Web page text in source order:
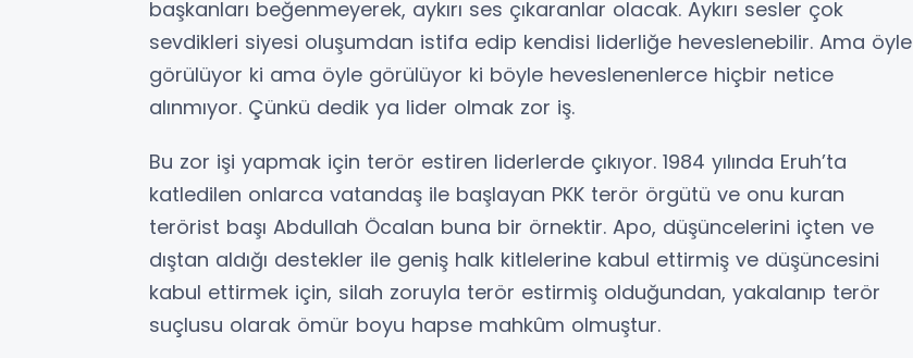
başkanları beğenmeyerek, aykırı ses çıkaranlar olacak. Aykırı sesler çok
sevdikleri siyesi oluşumdan istifa edip kendisi liderliğe heveslenebilir. Ama öyle
görülüyor ki ama öyle görülüyor ki böyle heveslenenlerce hiçbir netice
alınmıyor. Çünkü dedik ya lider olmak zor iş.
Bu zor işi yapmak için terör estiren liderlerde çıkıyor. 1984 yılında Eruh’ta
katledilen onlarca vatandaş ile başlayan PKK terör örgütü ve onu kuran
terörist başı Abdullah Öcalan buna bir örnektir. Apo, düşüncelerini içten ve
dıştan aldığı destekler ile geniş halk kitlelerine kabul ettirmiş ve düşüncesini
kabul ettirmek için, silah zoruyla terör estirmiş olduğundan, yakalanıp terör
suçlusu olarak ömür boyu hapse mahkûm olmuştur.